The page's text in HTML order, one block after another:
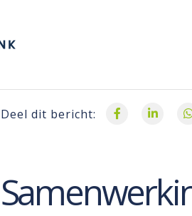
Deel dit bericht: